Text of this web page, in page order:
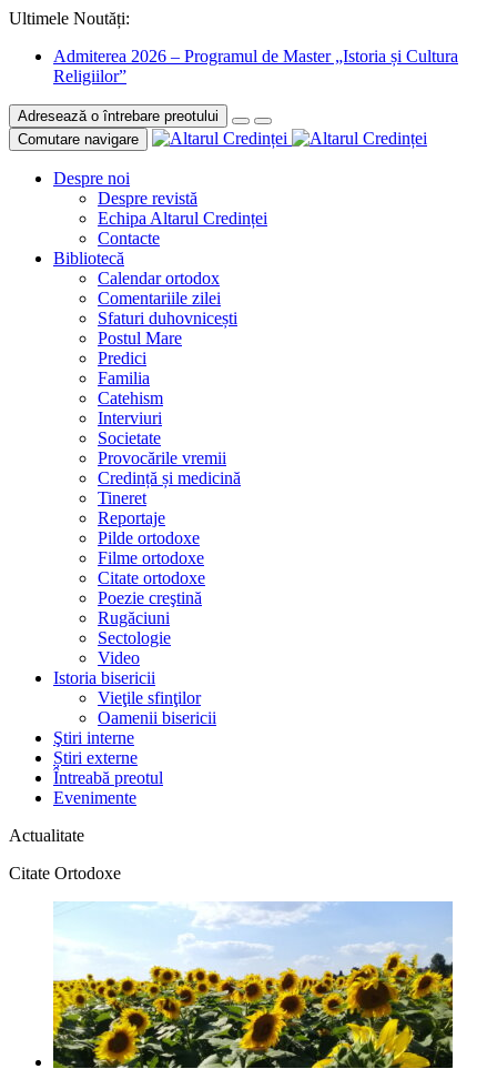
Ultimele Noutăți:
Admiterea 2026 – Programul de Master „Istoria și Cultura
Religiilor”
Adresează o întrebare preotului
Comutare navigare
Despre noi
Despre revistă
Echipa Altarul Credinței
Contacte
Bibliotecă
Calendar ortodox
Comentariile zilei
Sfaturi duhovnicești
Postul Mare
Predici
Familia
Catehism
Interviuri
Societate
Provocările vremii
Credință și medicină
Tineret
Reportaje
Pilde ortodoxe
Filme ortodoxe
Citate ortodoxe
Poezie creştină
Rugăciuni
Sectologie
Video
Istoria bisericii
Vieţile sfinţilor
Oamenii bisericii
Ştiri interne
Știri externe
Întreabă preotul
Evenimente
Actualitate
Citate Ortodoxe